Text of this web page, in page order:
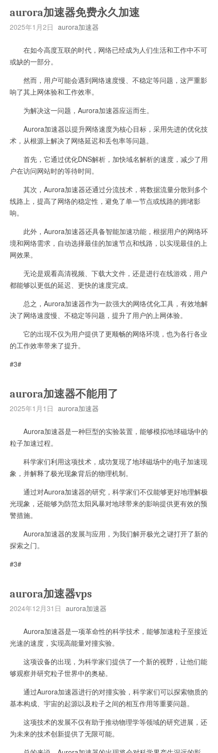
aurora加速器免费永久加速
2025年1月2日 aurora加速器
在如今高度互联的时代，网络已经成为人们生活和工作中不可
或缺的一部分。
然而，用户可能会遇到网络速度慢、不稳定等问题，这严重影
响了其上网体验和工作效率。
为解决这一问题，Aurora加速器应运而生。
Aurora加速器以提升网络速度为核心目标，采用先进的优化技
术，从根源上解决了网络延迟和丢包率等问题。
首先，它通过优化DNS解析，加快域名解析的速度，减少了用
户在访问网站时的等待时间。
其次，Aurora加速器还通过分流技术，将数据流量分散到多个
线路上，提高了网络的稳定性，避免了单一节点或线路的拥堵影
响。
此外，Aurora加速器还具备智能加速功能，根据用户的网络环
境和网络需求，自动选择最佳的加速节点和线路，以实现最佳的上
网效果。
无论是观看高清视频、下载大文件，还是进行在线游戏，用户
都能够以更低的延迟、更快的速度完成。
总之，Aurora加速器作为一款强大的网络优化工具，有效地解
决了网络速度慢、不稳定等问题，提升了用户的上网体验。
它的出现不仅为用户提供了更顺畅的网络环境，也为各行各业
的工作效率带来了提升。
#3#
aurora加速器不能用了
2025年1月1日 aurora加速器
Aurora加速器是一种巨型的实验装置，能够模拟地球磁场中的
粒子加速过程。
科学家们利用这项技术，成功复现了地球磁场中的电子加速现
象，并解释了极光现象背后的物理机制。
通过对Aurora加速器的研究，科学家们不仅能够更好地理解极
光现象，还能够为防范太阳风暴对地球带来的影响提供更有效的预
警措施。
Aurora加速器的发展与应用，为我们解开极光之谜打开了新的
探索之门。
#3#
aurora加速器vps
2024年12月31日 aurora加速器
Aurora加速器是一项革命性的科学技术，能够加速粒子至接近
光速的速度，实现高能量对撞实验。
这项设备的出现，为科学家们提供了一个新的视野，让他们能
够观察并研究粒子世界中的奥秘。
通过Aurora加速器进行的对撞实验，科学家们可以探索物质的
基本构成、宇宙的起源以及粒子之间的相互作用等重要问题。
这项技术的发展不仅有助于推动物理学等领域的研究进展，还
为未来的技术创新提供了无限可能。